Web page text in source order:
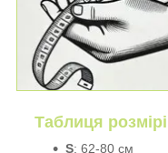
Таблиця
S: 62-80 см